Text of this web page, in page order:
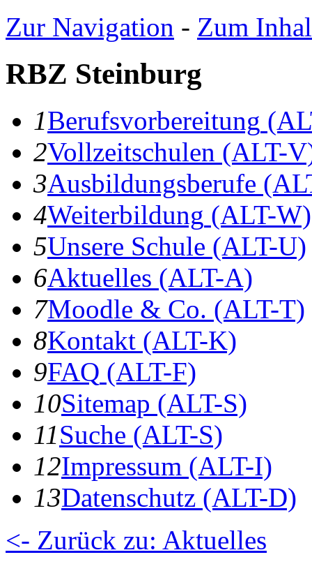
Zur Navigation - Zum
RBZ Steinburg
1Berufsvorbereitung
2Vollzeitschulen (ALT-
3Ausbildungsberufe
4Weiterbildung (ALT-W)
5Unsere Schule (ALT-U)
6Aktuelles (ALT-A)
7Moodle & Co. (ALT-T)
8Kontakt (ALT-K)
9FAQ (ALT-F)
10Sitemap (ALT-S)
11Suche (ALT-S)
12Impressum (ALT-I)
13Datenschutz (ALT-D)
<- Zurück zu: Aktuelles